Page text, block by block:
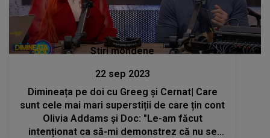
Stiri mondene
22 sep 2023
Dimineața pe doi cu Greeg și Cernat| Care
sunt cele mai mari superstiții de care țin cont
Olivia Addams și Doc: "Le-am făcut
intenționat ca să-mi demonstrez că nu se